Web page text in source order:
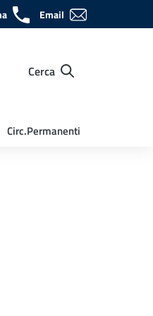
Email
Cerca
Circ.Permanenti